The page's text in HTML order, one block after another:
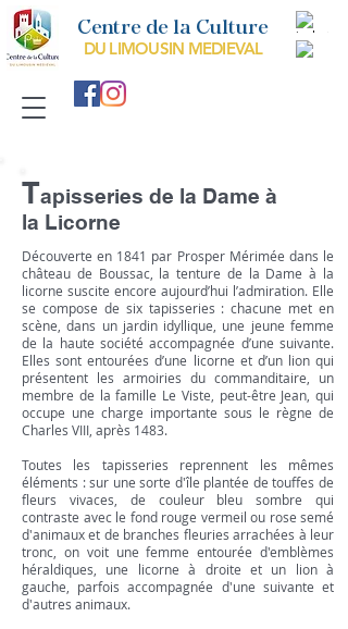
Centre de la Culture
DU LIMOUSIN MEDIEVAL
Tapisseries de la Dame à
la Licorne
Découverte en 1841 par Prosper Mérimée dans le
château de Boussac, la tenture de la Dame à la
licorne suscite encore aujourd’hui l’admiration. Elle
se compose de six tapisseries : chacune met en
scène, dans un jardin idyllique, une jeune femme
de la haute société accompagnée d’une suivante.
Elles sont entourées d’une licorne et d’un lion qui
présentent les armoiries du commanditaire, un
membre de la famille Le Viste, peut-être Jean, qui
occupe une charge importante sous le règne de
Charles VIII, après 1483.
Toutes les tapisseries reprennent les mêmes
éléments : sur une sorte d'île plantée de touffes de
fleurs vivaces, de couleur bleu sombre qui
contraste avec le fond rouge vermeil ou rose semé
d'animaux et de branches fleuries arrachées à leur
tronc, on voit une femme entourée d'emblèmes
héraldiques, une licorne à droite et un lionà
gauche, parfois accompagnée d'une suivante et
d'autres animaux.